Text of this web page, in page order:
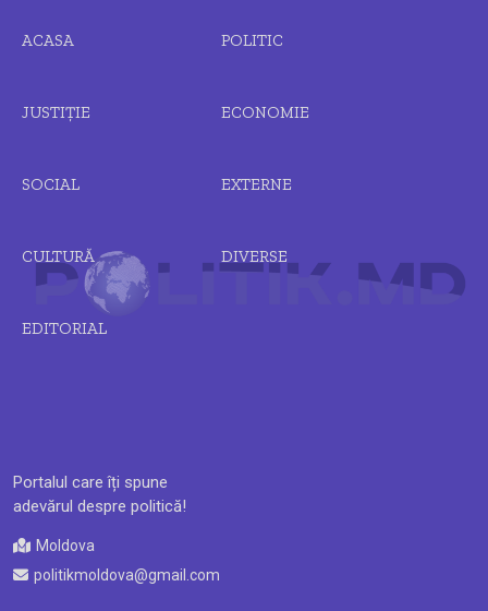
Portalul care îți spune
adevărul despre politică!
Moldova
politikmoldova@gmail.com
ACASA POLITIC
JUSTIȚIE ECONOMIE
SOCIAL EXTERNE
CULTURĂ DIVERSE
EDITORIAL